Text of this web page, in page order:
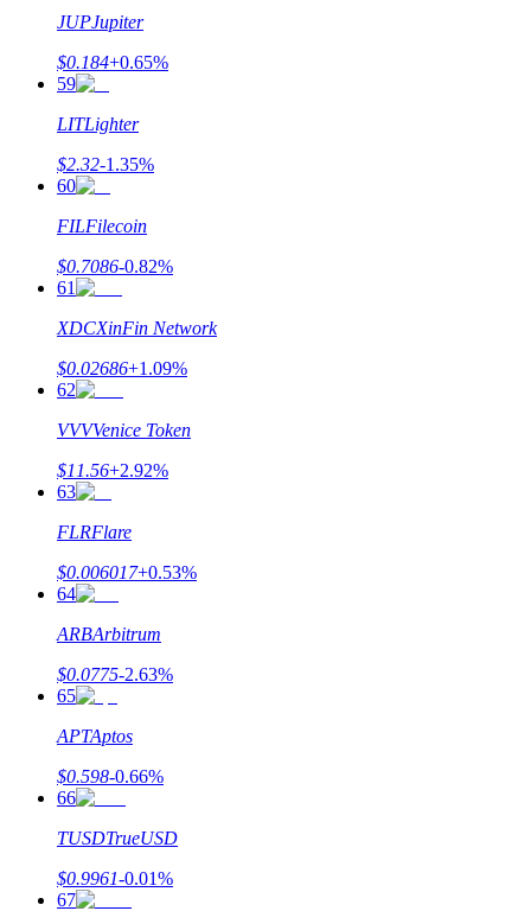
JUPJupiter
$0.184+0.65%
59
LITLighter
$2.32-1.35%
60
FILFilecoin
$0.7086-0.82%
61
XDCXinFin Network
$0.02686+1.09%
62
VVVVenice Token
$11.56+2.92%
63
FLRFlare
$0.006017+0.53%
64
ARBArbitrum
$0.0775-2.63%
65
APTAptos
$0.598-0.66%
66
TUSDTrueUSD
$0.9961-0.01%
67